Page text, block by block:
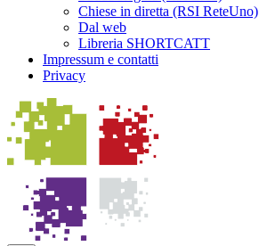
Chiese in diretta (RSI ReteUno)
Dal web
Libreria SHORTCATT
Impressum e contatti
Privacy